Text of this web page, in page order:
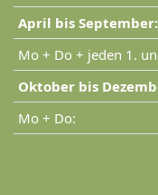
April bis September:
Mo + Do + jeden 1.
Oktober bis
Mo + Do: